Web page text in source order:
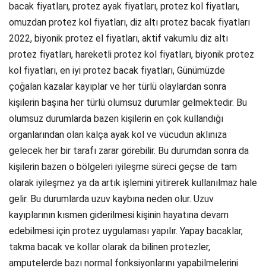
bacak fiyatları, protez ayak fiyatları, protez kol fiyatları,
omuzdan protez kol fiyatları, diz altı protez bacak fiyatları
2022, biyonik protez el fiyatları, aktif vakumlu diz altı
protez fiyatları, hareketli protez kol fiyatları, biyonik protez
kol fiyatları, en iyi protez bacak fiyatları, Günümüzde
çoğalan kazalar kayıplar ve her türlü olaylardan sonra
kişilerin başına her türlü olumsuz durumlar gelmektedir. Bu
olumsuz durumlarda bazen kişilerin en çok kullandığı
organlarından olan kalça ayak kol ve vücudun aklınıza
gelecek her bir tarafı zarar görebilir. Bu durumdan sonra da
kişilerin bazen o bölgeleri iyileşme süreci geçse de tam
olarak iyileşmez ya da artık işlemini yitirerek kullanılmaz hale
gelir. Bu durumlarda uzuv kaybına neden olur. Uzuv
kayıplarının kısmen giderilmesi kişinin hayatına devam
edebilmesi için protez uygulaması yapılır. Yapay bacaklar,
takma bacak ve kollar olarak da bilinen protezler,
amputelerde bazı normal fonksiyonlarını yapabilmelerini